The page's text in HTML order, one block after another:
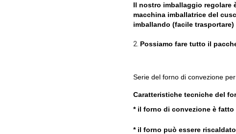
Il nostro imballaggio regolare
macchina imballatrice del
imballando (facile
2. Possiamo fare tutto il
Serie del forno di convezione per
Caratteristiche tecniche del
* il forno di convezione è
* il forno può essere